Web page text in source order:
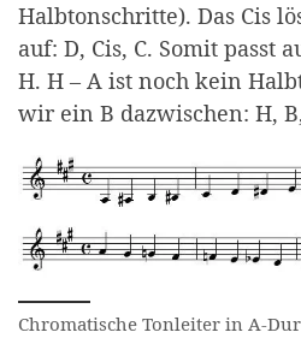
Halbtonschritte). Das Cis
auf: D, Cis, C. Somit passt
H. H – A ist noch kein
wir ein B dazwischen: H,
Chromatische Tonleiter in A-Dur